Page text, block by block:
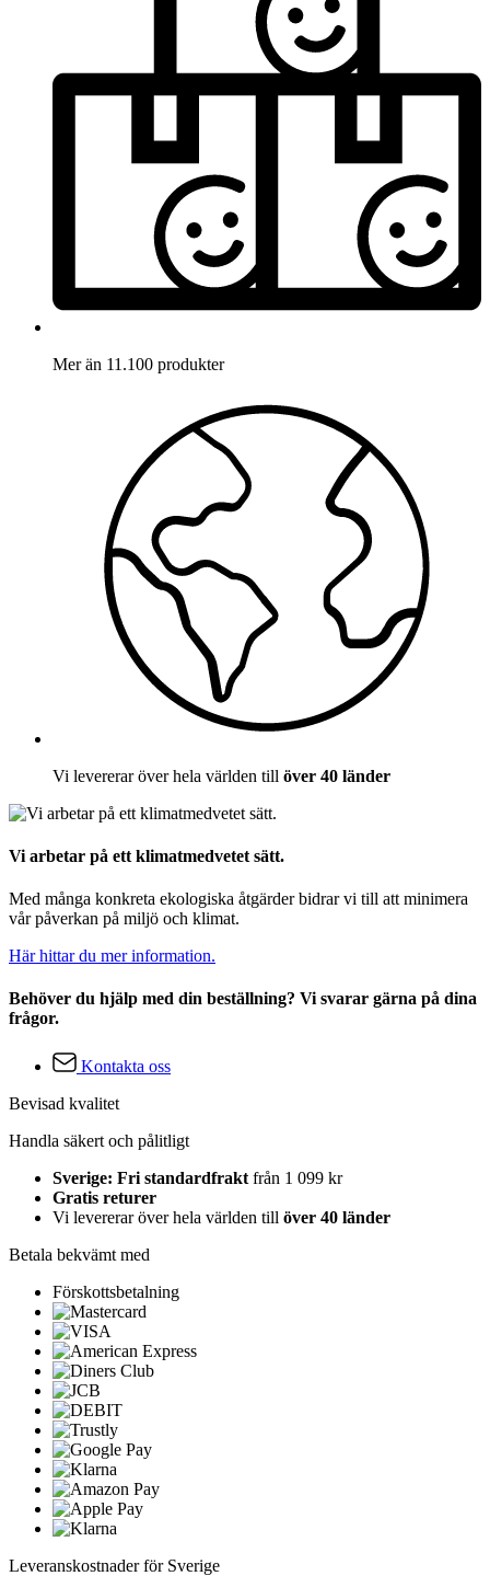
Mer än 11.100 produkter
Vi levererar över hela världen till över 40 länder
Vi arbetar på ett klimatmedvetet sätt.
Med många konkreta ekologiska åtgärder bidrar vi till att minimera
vår påverkan på miljö och klimat.
Här hittar du mer information.
Behöver du hjälp med din beställning? Vi svarar gärna på dina
frågor.
Kontakta oss
Bevisad kvalitet
Handla säkert och pålitligt
Sverige: Fri standardfrakt från 1 099 kr
Gratis returer
Vi levererar över hela världen till över 40 länder
Betala bekvämt med
Förskottsbetalning
Leveranskostnader för Sverige